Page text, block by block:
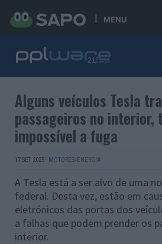
MENU
Alguns veículos Tesla
passageiros no interior,
impossível a fuga
17 SET 2025 · MOTORES/ENERGIA
A Tesla está a ser alvo de uma
federal. Desta vez, estão em
eletrónicos das portas dos
a falhas que podem prender os
interior.